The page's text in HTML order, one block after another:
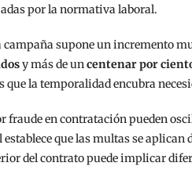
por la normativa laboral.
campaña supone un incremento
y más de uncentenar por
que la temporalidad encubra
fraude en contratación pueden
que las multas se
del contrato puede implicar